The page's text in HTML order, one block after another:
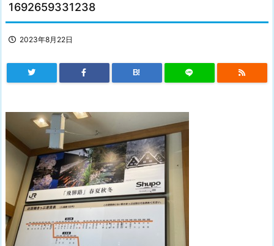
1692659331238
2023年8月22日
B!